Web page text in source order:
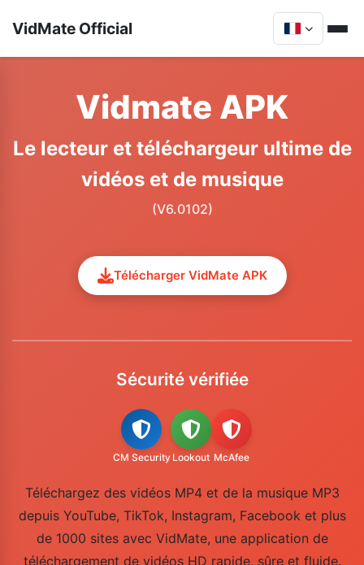
VidMate Official
Vidmate APK
Le lecteur et téléchargeur ultime de
vidéos et de musique
(V6.0102)
Télécharger VidMate APK
Sécurité vérifiée
CM Security Lookout McAfee
Téléchargez des vidéos MP4 et de la musique MP3
depuis YouTube, TikTok, Instagram, Facebook et plus
de 1000 sites avec VidMate, une application de
téléchargement de vidéos HD rapide, sûre et fluide.